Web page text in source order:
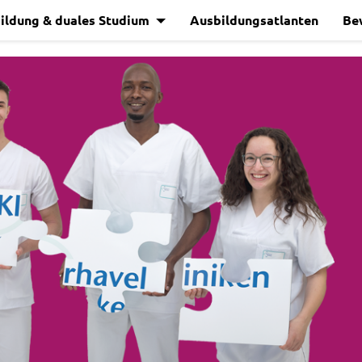
& duales Studium Ausbildungsatlanten